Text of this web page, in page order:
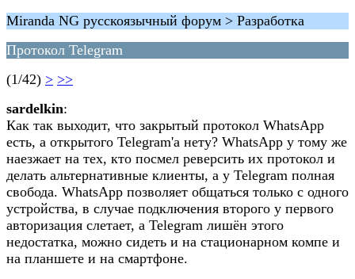
Miranda NG русскоязычный форум > Разработка
Протокол Telegram
(1/42) > >>
sardelkin:
Как так выходит, что закрытый протокол WhatsApp
есть, а открытого Telegram'a нету? WhatsApp у тому же
наезжает на тех, кто посмел реверсить их протокол и
делать альтернативные клиенты, а у Telegram полная
свобода. WhatsApp позволяет общаться только с одного
устройства, в случае подключения второго у первого
авторизация слетает, а Telegram лишён этого
недостатка, можно сидеть и на стационарном компе и
на планшете и на смартфоне.